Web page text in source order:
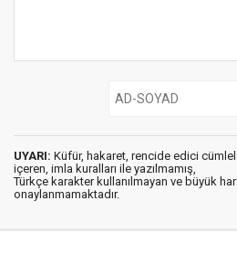
UYARI: Küfür, hakaret, rencide edici
içeren, imla kuralları ile yazılmamış,
Türkçe karakter kullanılmayan ve büyük
onaylanmamaktadır.